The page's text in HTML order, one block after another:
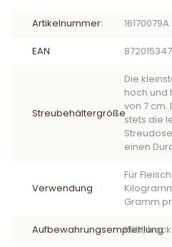
Artikelnummer: 16170079A
EAN
Streubehältergröße
Die
hoch und
von 7 cm.
stets die
einen
Verwendung
Für
Gramm
Aufbewahrungsempfehlung
Kühl,